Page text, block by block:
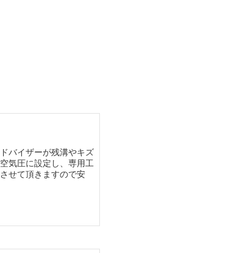
バイザーが残溝やキズ
気圧に設定し、専用工
せて頂きますので安